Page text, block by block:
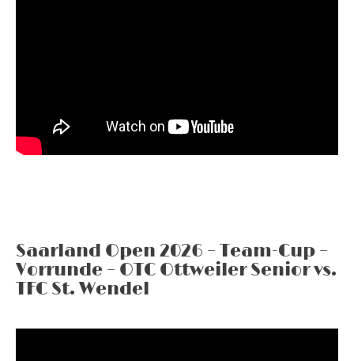
Saarland Open 2026 – Team-Cup –
Vorrunde – OTC Ottweiler Senior vs.
TFC St. Wendel